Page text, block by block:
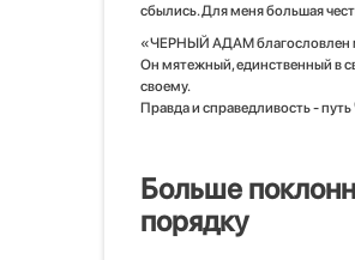
сбылись. Для меня большая
«ЧЕРНЫЙ АДАМ благословлен
Он мятежный, единственный в
своему.
Правда и справедливость -
Больше
порядку